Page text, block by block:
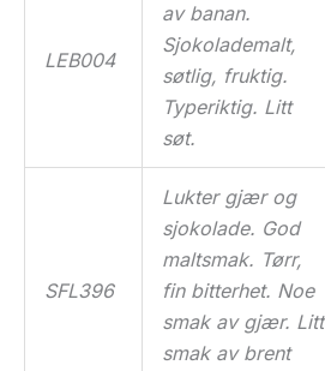
LEB004
av banan.
Sjokolademalt,
søtlig, fruktig.
Typeriktig. Litt
søt.
SFL396
Lukter gjær og
sjokolade. God
maltsmak. Tørr,
fin bitterhet. Noe
smak av gjær. Litt
smak av brent